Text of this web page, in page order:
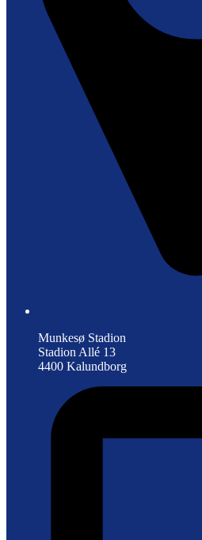
Munkesø Stadion
Stadion Allé 13
4400 Kalundborg